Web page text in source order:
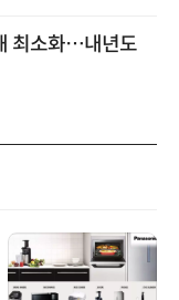
최소화…내년도